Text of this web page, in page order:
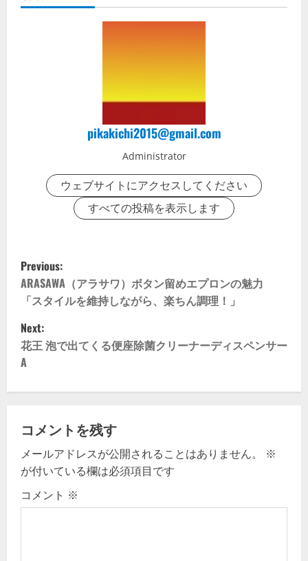
pikakichi2015@gmail.com
Administrator
ウェブサイトにアクセスしてください
すべての投稿を表示します
P
o
s
t
n
v
i
g
Previous:
ARASAWA（アラサワ）ボタン留めエプロンの魅力
「スタイルを維持しながら、楽ちん調理！」
Next:
花王 泡で出てくる便座除菌クリーナーディスペンサー
A
コメントを残す
メールアドレスが公開されることはありません。
※
が付いている欄は必須項目です
コメント ※